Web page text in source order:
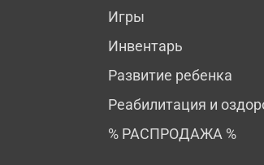
Игры
Инвентарь
Развитие ребенка
Реабилитация и
% РАСПРОДАЖА %